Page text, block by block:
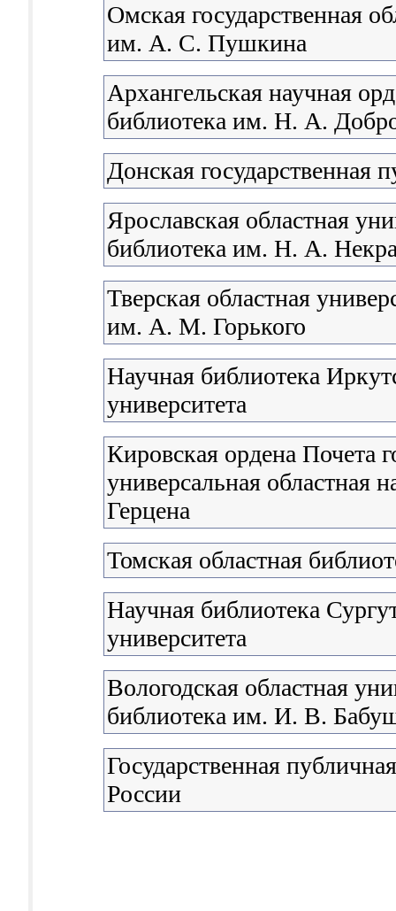
Омская государственная
им. А. С. Пушкина
Архангельская научная
библиотека им. Н. А.
Донская государственная
Ярославская областная
библиотека им. Н. А.
Тверская областная
им. А. М. Горького
Научная библиотека
университета
Кировская ордена Почета
универсальная областная
Герцена
Томская областная
Научная библиотека
университета
Вологодская областная
библиотека им. И. В.
Государственная
России